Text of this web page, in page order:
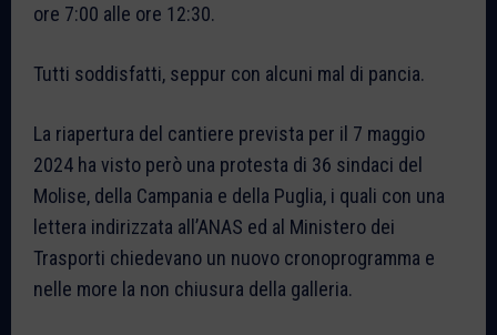
ore 7:00 alle ore 12:30.
Tutti soddisfatti, seppur con alcuni mal di pancia.
La riapertura del cantiere prevista per il 7 maggio
2024 ha visto però una protesta di 36 sindaci del
Molise, della Campania e della Puglia, i quali con una
lettera indirizzata all’ANAS ed al Ministero dei
Trasporti chiedevano un nuovo cronoprogramma e
nelle more la non chiusura della galleria.